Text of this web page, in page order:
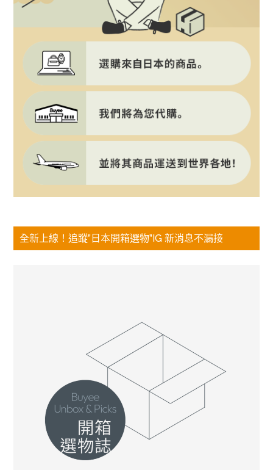
全新上線！追蹤”日本開箱選物”IG 新消息不漏接